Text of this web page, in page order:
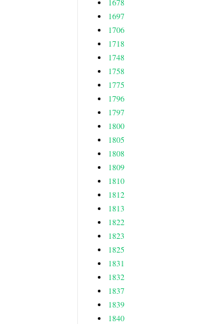
1697
1706
1718
1748
1758
1775
1796
1797
1800
1805
1808
1809
1810
1812
1813
1822
1823
1825
1831
1832
1837
1839
1840